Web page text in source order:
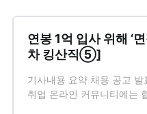
연봉 1억 입사 위해 ‘
차 킹산직⑤]
기사내용 요약 채용 공고
취업 온라인 커뮤니티에는